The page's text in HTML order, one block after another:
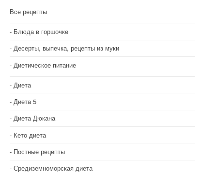
Все рецепты
Блюда в горшочке
Десерты, выпечка, рецепты из муки
Диетическое питание
Диета
Диета 5
Диета Дюкана
Кето диета
Постные рецепты
Средиземноморская диета